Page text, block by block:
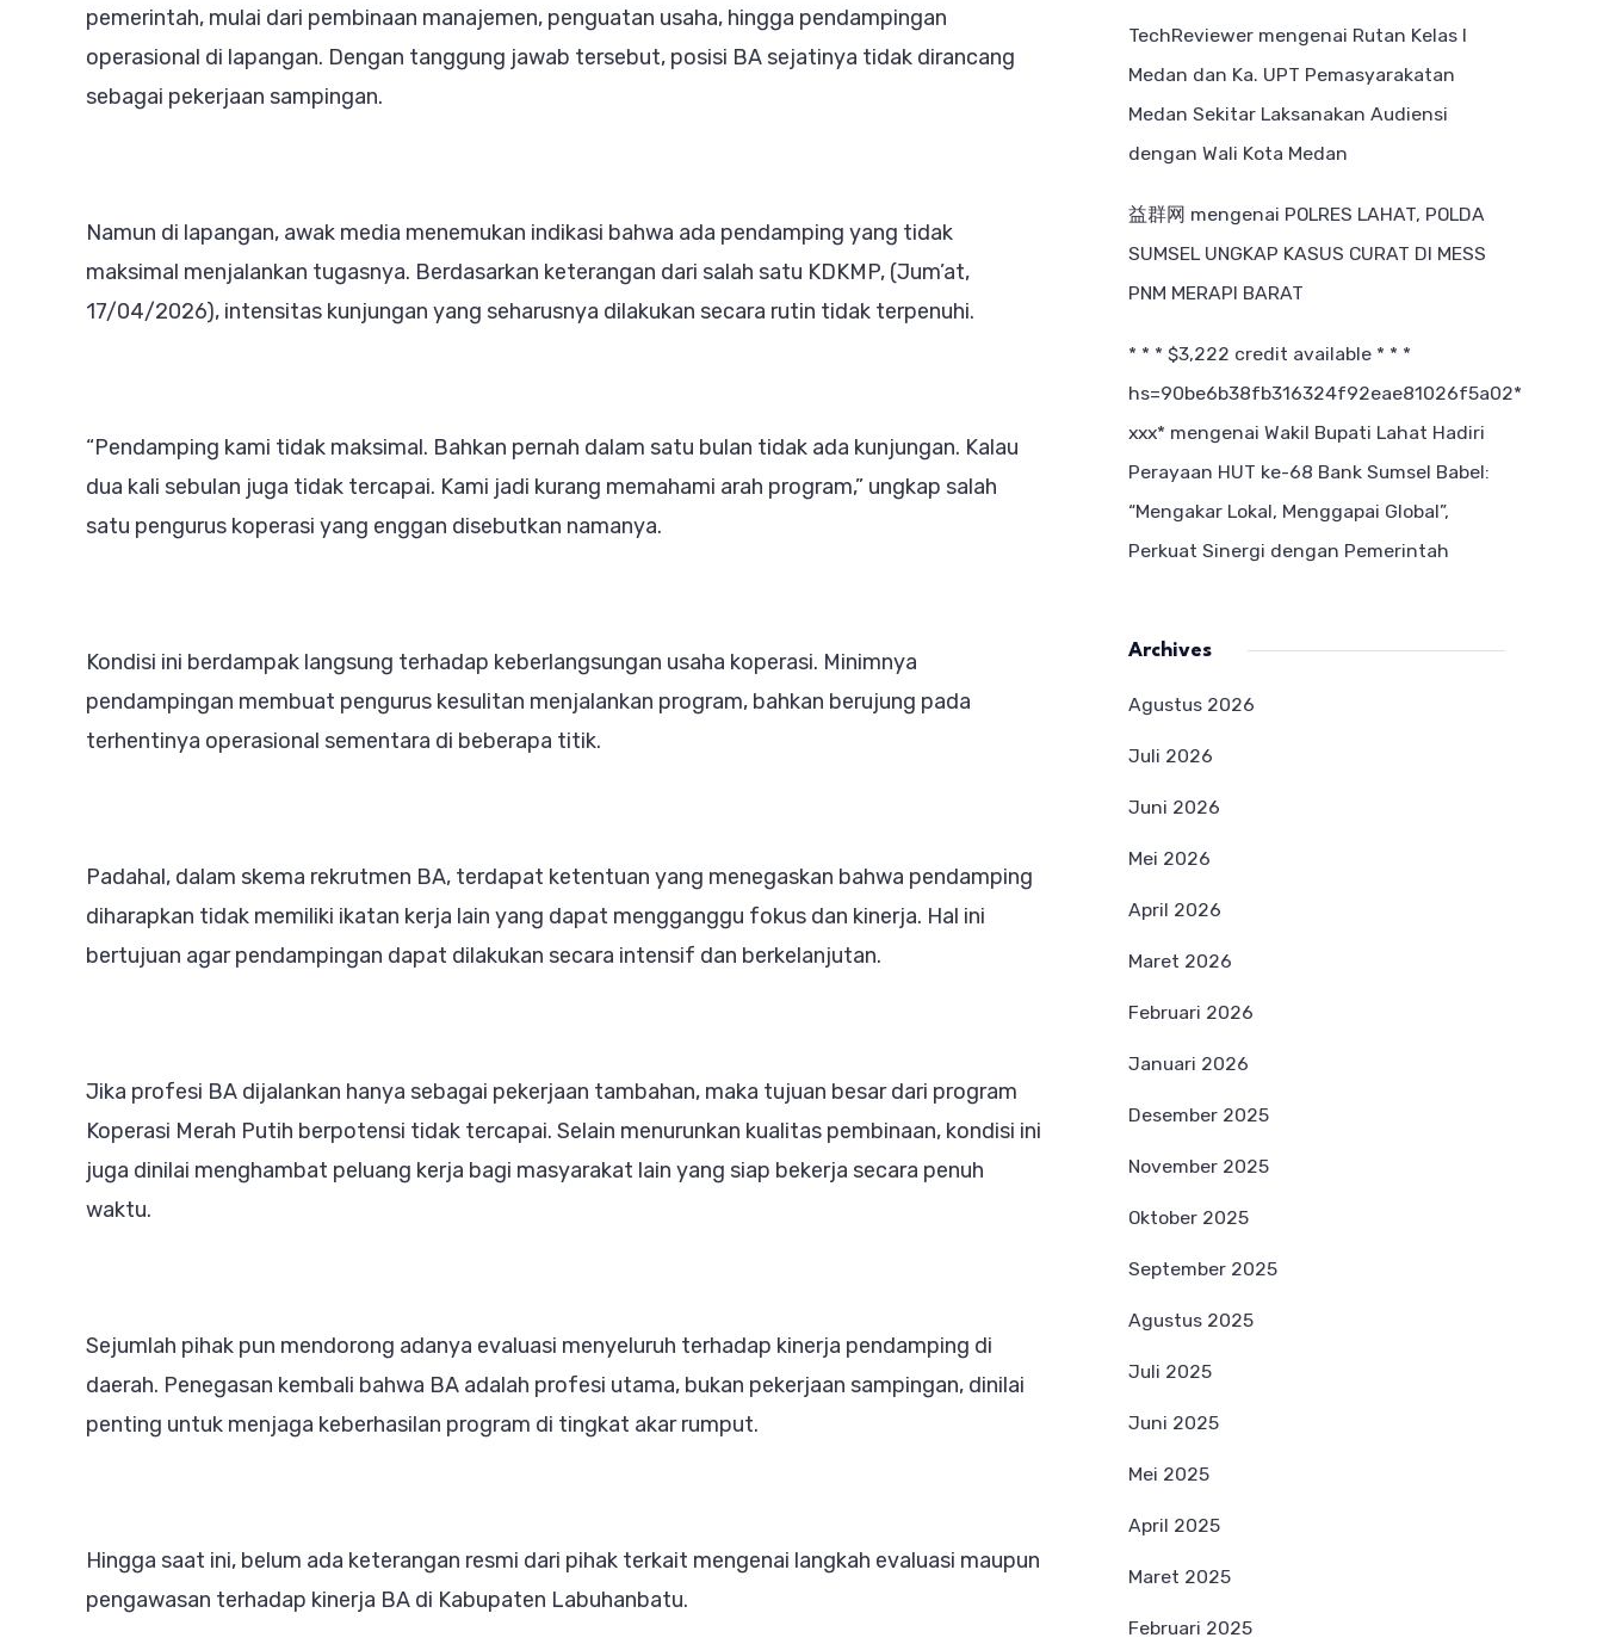
pemerintah, mulai dari pembinaan manajemen, penguatan usaha, hingga pendampingan
operasional di lapangan. Dengan tanggung jawab tersebut, posisi BA sejatinya tidak dirancang
sebagai pekerjaan sampingan.
Namun di lapangan, awak media menemukan indikasi bahwa ada pendamping yang tidak
maksimal menjalankan tugasnya. Berdasarkan keterangan dari salah satu KDKMP, (Jum’at,
17/04/2026), intensitas kunjungan yang seharusnya dilakukan secara rutin tidak terpenuhi.
“Pendamping kami tidak maksimal. Bahkan pernah dalam satu bulan tidak ada kunjungan. Kalau
dua kali sebulan juga tidak tercapai. Kami jadi kurang memahami arah program,” ungkap salah
satu pengurus koperasi yang enggan disebutkan namanya.
Kondisi ini berdampak langsung terhadap keberlangsungan usaha koperasi. Minimnya
pendampingan membuat pengurus kesulitan menjalankan program, bahkan berujung pada
terhentinya operasional sementara di beberapa titik.
Padahal, dalam skema rekrutmen BA, terdapat ketentuan yang menegaskan bahwa pendamping
diharapkan tidak memiliki ikatan kerja lain yang dapat mengganggu fokus dan kinerja. Hal ini
bertujuan agar pendampingan dapat dilakukan secara intensif dan berkelanjutan.
Jika profesi BA dijalankan hanya sebagai pekerjaan tambahan, maka tujuan besar dari program
Koperasi Merah Putih berpotensi tidak tercapai. Selain menurunkan kualitas pembinaan, kondisi ini
juga dinilai menghambat peluang kerja bagi masyarakat lain yang siap bekerja secara penuh
waktu.
Sejumlah pihak pun mendorong adanya evaluasi menyeluruh terhadap kinerja pendamping di
daerah. Penegasan kembali bahwa BA adalah profesi utama, bukan pekerjaan sampingan, dinilai
penting untuk menjaga keberhasilan program di tingkat akar rumput.
Hingga saat ini, belum ada keterangan resmi dari pihak terkait mengenai langkah evaluasi maupun
pengawasan terhadap kinerja BA di Kabupaten Labuhanbatu.
TechReviewer mengenai Rutan Kelas I
Medan dan Ka. UPT Pemasyarakatan
Medan Sekitar Laksanakan Audiensi
dengan Wali Kota Medan
益群网 mengenai POLRES LAHAT, POLDA
SUMSEL UNGKAP KASUS CURAT DI MESS
PNM MERAPI BARAT
* * * $3,222 credit available * * *
hs=90be6b38fb316324f92eae81026f5a02*
ххх* mengenai Wakil Bupati Lahat Hadiri
Perayaan HUT ke-68 Bank Sumsel Babel:
“Mengakar Lokal, Menggapai Global”,
Perkuat Sinergi dengan Pemerintah
Archives
Agustus 2026
Juli 2026
Juni 2026
Mei 2026
April 2026
Maret 2026
Februari 2026
Januari 2026
Desember 2025
November 2025
Oktober 2025
September 2025
Agustus 2025
Juli 2025
Juni 2025
Mei 2025
April 2025
Maret 2025
Februari 2025